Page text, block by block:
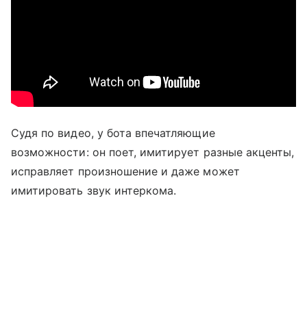
Судя по видео, у бота впечатляющие
возможности: он поет, имитирует разные акценты,
исправляет произношение и даже может
имитировать звук интеркома.